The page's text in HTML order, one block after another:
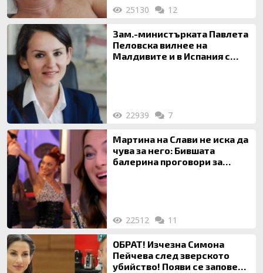
25130 12
Зам.-министърката Павлета
Пеловска вилнее на
Малдивите и в Испания с
22939 7
Мартина на Слави не иска да
чува за него: Бившата
балерина проговори за
22512 11
ОБРАТ! Изчезна Симона
Пейчева след зверското
убийство! Появи се заповед